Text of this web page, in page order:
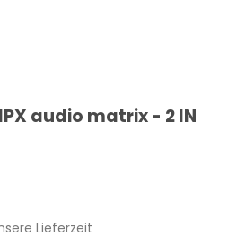
audio matrix - 2 IN
Lieferzeit